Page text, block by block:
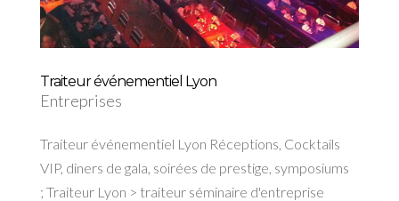
Traiteur événementiel Lyon
Entreprises
Traiteur événementiel Lyon Réceptions, Cocktails
VIP, diners de gala, soirées de prestige, symposiums
; Traiteur Lyon > traiteur séminaire d'entreprise